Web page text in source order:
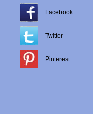
Facebook
Twitter
Pinterest